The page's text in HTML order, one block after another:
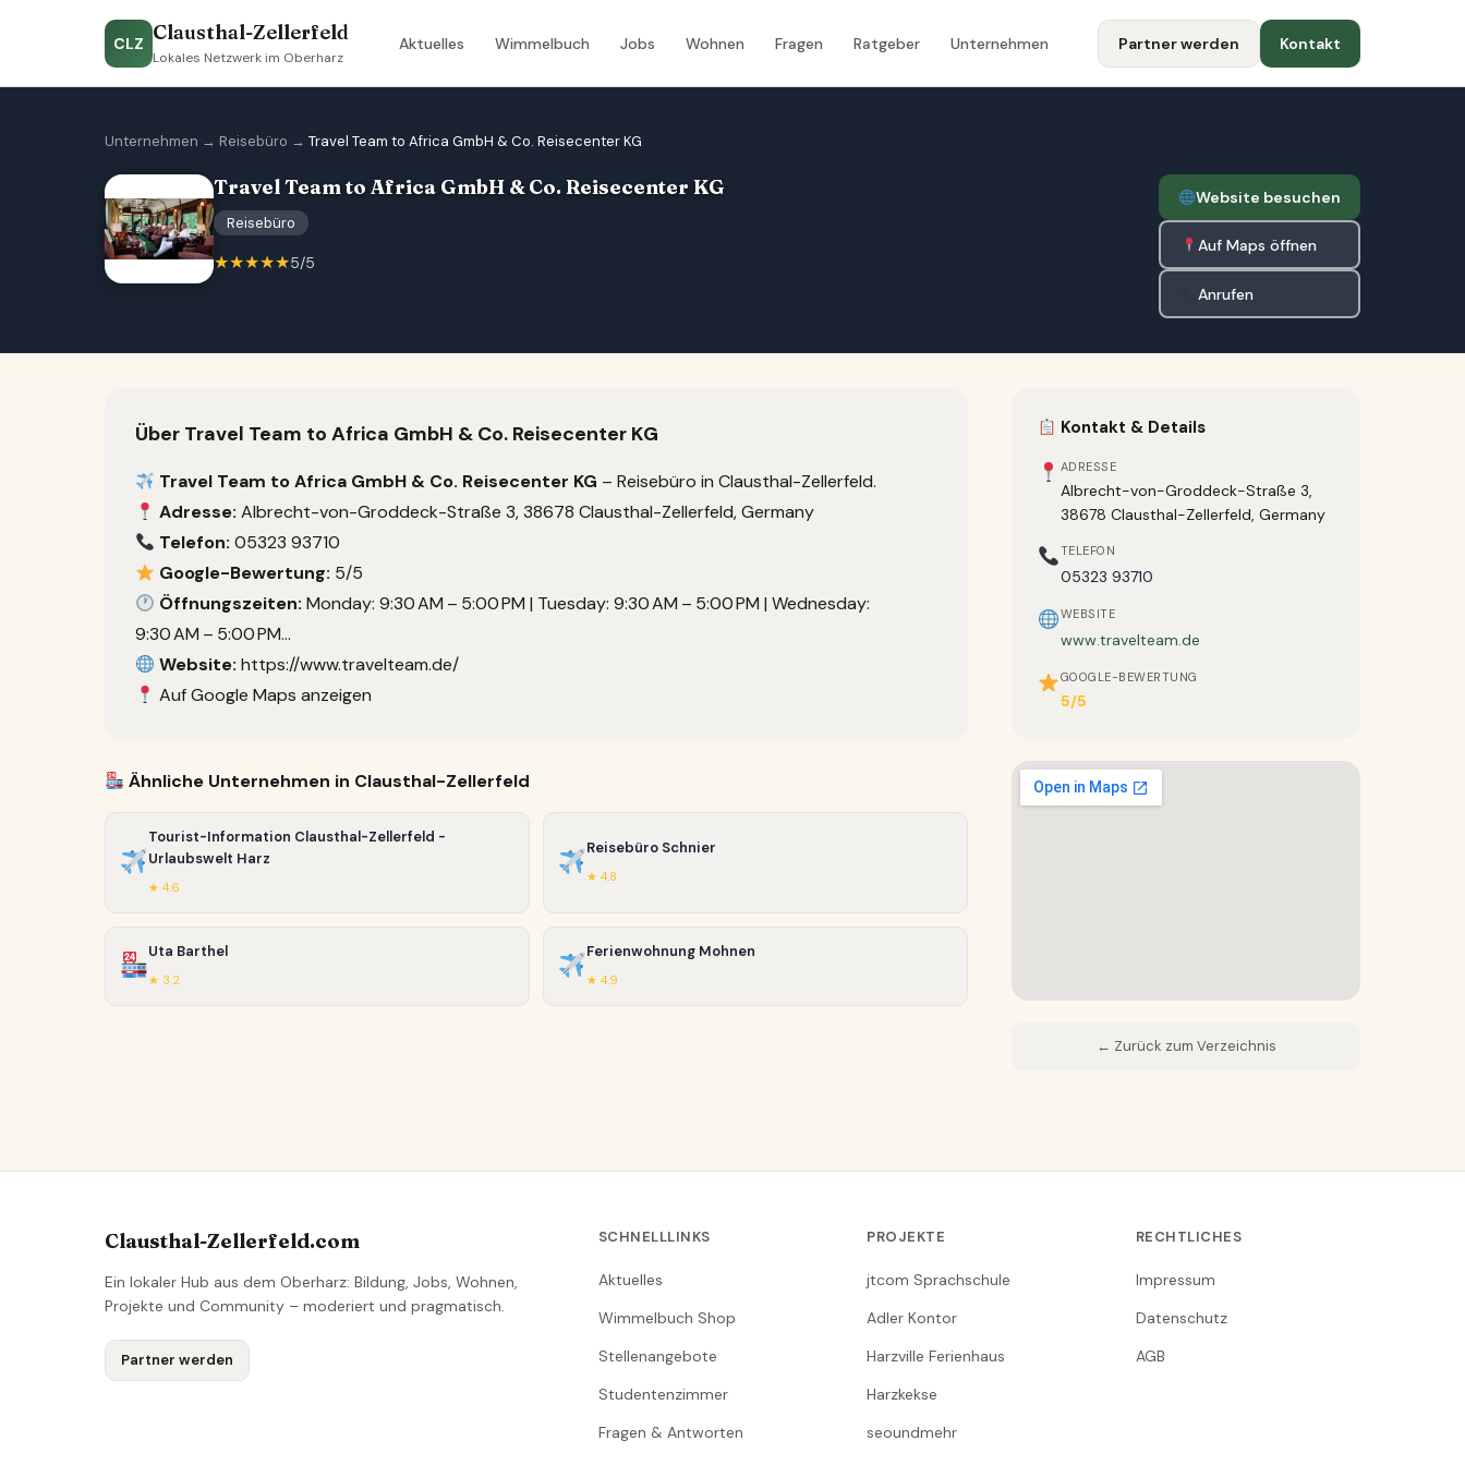
CLZ Clausthal-Zellerfeld
Lokales Netzwerk im Oberharz
Aktuelles Wimmelbuch Jobs Wohnen Fragen Ratgeber Unternehmen Partner werden Kontakt
Unternehmen → Reisebüro → Travel Team to Africa GmbH & Co. Reisecenter KG
Travel Team to Africa GmbH & Co. Reisecenter KG
Reisebüro
★★★★★5/5
Website besuchen
Auf Maps öffnen
Anrufen
Über Travel Team to Africa GmbH & Co. Reisecenter KG
Travel Team to Africa GmbH & Co. Reisecenter KG – Reisebüro in Clausthal-Zellerfeld.
Adresse: Albrecht-von-Groddeck-Straße 3, 38678 Clausthal-Zellerfeld, Germany
Telefon: 05323 93710
Google-Bewertung: 5/5
Öffnungszeiten: Monday: 9:30 AM – 5:00 PM | Tuesday: 9:30 AM – 5:00 PM | Wednesday:
9:30 AM – 5:00 PM…
Website: https://www.travelteam.de/
Auf Google Maps anzeigen
Ähnliche Unternehmen in Clausthal-Zellerfeld
Tourist-Information Clausthal-Zellerfeld -
Urlaubswelt Harz
★ 4.6
Reisebüro Schnier
★ 4.8
Uta Barthel
★ 3.2
Ferienwohnung Mohnen
★ 4.9
Kontakt & Details
ADRESSE
Albrecht-von-Groddeck-Straße 3,
38678 Clausthal-Zellerfeld, Germany
TELEFON
05323 93710
WEBSITE
www.travelteam.de
GOOGLE-BEWERTUNG
5/5
← Zurück zum Verzeichnis
Clausthal-Zellerfeld.com
Ein lokaler Hub aus dem Oberharz: Bildung, Jobs, Wohnen,
Projekte und Community – moderiert und pragmatisch.
Partner werden
SCHNELLLINKS
Aktuelles
Wimmelbuch Shop
Stellenangebote
Studentenzimmer
Fragen & Antworten
PROJEKTE
jtcom Sprachschule
Adler Kontor
Harzville Ferienhaus
Harzkekse
seoundmehr
RECHTLICHES
Impressum
Datenschutz
AGB